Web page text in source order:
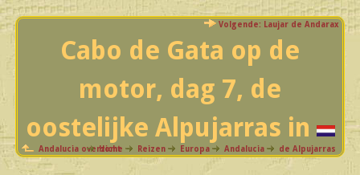
Volgende: Laujar de Andarax
Cabo de Gata op de
motor, dag 7, de
oostelijke Alpujarras in
Andalucia overzicht
Home Reizen Europa Andalucia de Alpujarras